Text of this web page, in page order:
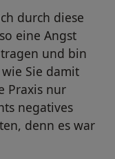
durch diese
eine Angst
und bin
Sie damit
Praxis nur
negatives
denn es war